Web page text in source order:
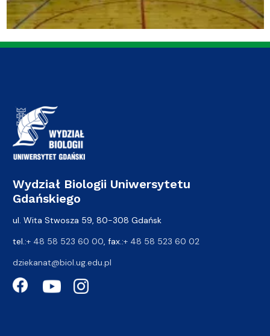
Wydział Biologii Uniwersytetu
Gdańskiego
ul. Wita Stwosza 59, 80-308 Gdańsk
tel.:+ 48 58 523 60 00, fax.:+ 48 58 523 60 02
dziekanat@biol.ug.edu.pl